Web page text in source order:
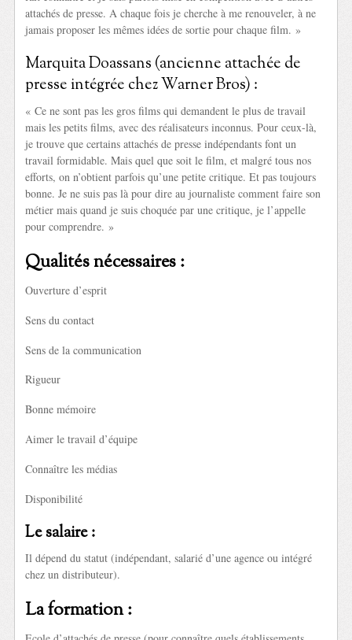
attachés de presse. A chaque fois je cherche à me renouveler, à ne
jamais proposer les mêmes idées de sortie pour chaque film. »
Marquita Doassans (ancienne attachée de
presse intégrée chez Warner Bros) :
« Ce ne sont pas les gros films qui demandent le plus de travail
mais les petits films, avec des réalisateurs inconnus. Pour ceux-là,
je trouve que certains attachés de presse indépendants font un
travail formidable. Mais quel que soit le film, et malgré tous nos
efforts, on n’obtient parfois qu’une petite critique. Et pas toujours
bonne. Je ne suis pas là pour dire au journaliste comment faire son
métier mais quand je suis choquée par une critique, je l’appelle
pour comprendre. »
Qualités nécessaires :
Ouverture d’esprit
Sens du contact
Sens de la communication
Rigueur
Bonne mémoire
Aimer le travail d’équipe
Connaître les médias
Disponibilité
Le salaire :
Il dépend du statut (indépendant, salarié d’une agence ou intégré
chez un distributeur).
La formation :